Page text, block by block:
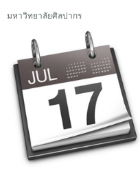
มหาวิทยาลัยศิลปากร